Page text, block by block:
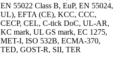
EN 55022 Class B, EuP, EN 55024,
UL), EFTA (CE), KCC, CCC,
CECP, CEL, C-tick DoC, UL-AR,
KC mark, UL GS mark, EC 1275,
MET-I, ISO 532B, ECMA-370,
TED, GOST-R, SII, TER